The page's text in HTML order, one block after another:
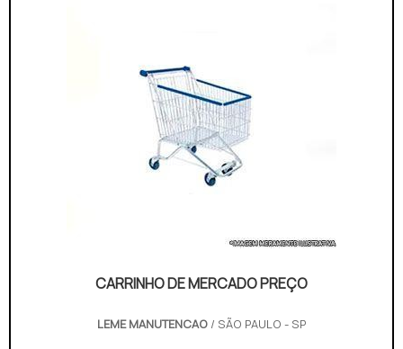
CARRINHO DE MERCADO PREÇO
LEME MANUTENCAO / SÃO PAULO - SP